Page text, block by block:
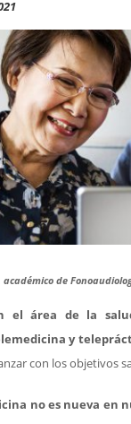
académico de
el área de la
y
con los objetivos
no es nueva en